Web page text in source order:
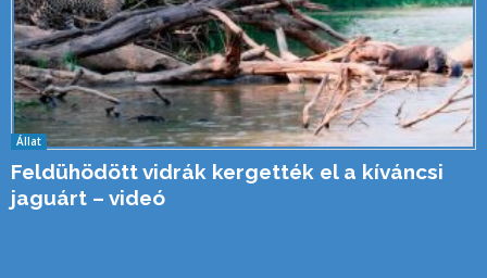
Állat
Feldühödött vidrák kergették el a kíváncsi
jaguárt – videó